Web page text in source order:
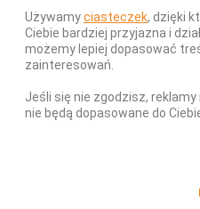
Używamyciasteczek, dzięki
Ciebie bardziej przyjazna i
możemy lepiej dopasować
zainteresowań.
Jeśli się nie zgodzisz,
nie będą dopasowane do
15-879 Białystok
Telefon:
539 111 590
Infolinia:Pn-Pt 9-17
E-mail:
info@swiatsupli.pl